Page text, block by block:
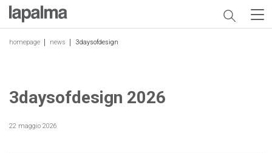
homepage news 3daysofdesign
3daysofdesign 2026
22 maggio 2026